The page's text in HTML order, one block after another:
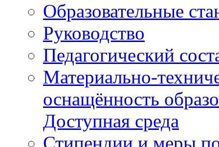
Образовательные
Руководство
Педагогический
Материально-
оснащённость
Доступная среда